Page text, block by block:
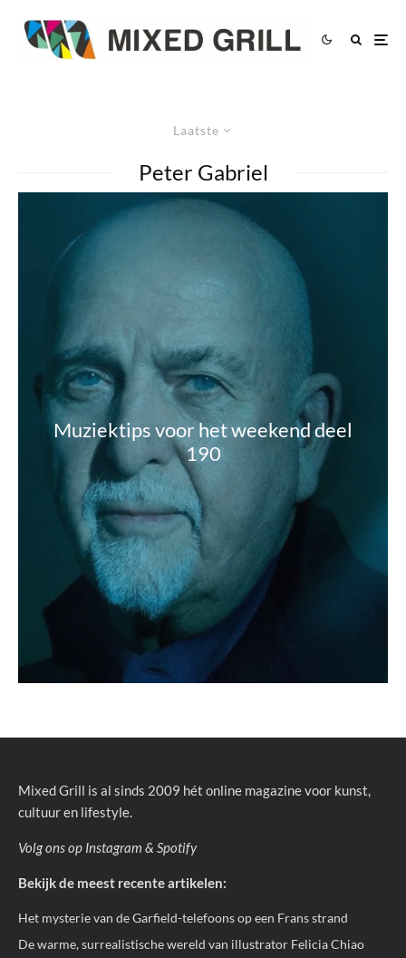
Laatste
Peter Gabriel
Muziektips voor het weekend deel
190
Mixed Grill is al sinds 2009 hét online magazine voor kunst,
cultuur en lifestyle.
Volg ons op Instagram & Spotify
Bekijk de meest recente artikelen:
Het mysterie van de Garfield-telefoons op een Frans strand
De warme, surrealistische wereld van illustrator Felicia Chiao